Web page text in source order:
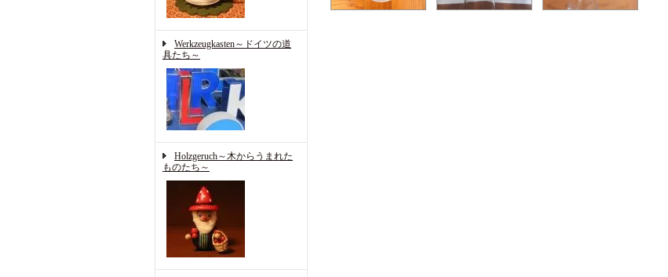
Werkzeugkasten～ドイツの道
具たち～
Holzgeruch～木からうまれた
ものたち～